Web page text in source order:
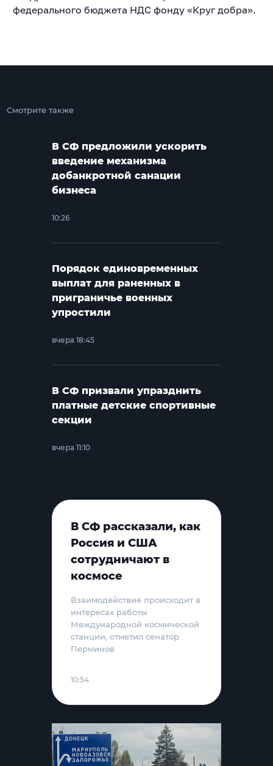
федерального бюджета НДС фонду «Круг добра».
Смотрите также
В СФ предложили ускорить
введение механизма
добанкротной санации
бизнеса
10:26
Порядок единовременных
выплат для раненных в
приграничье военных
упростили
вчера 18:45
В СФ призвали упразднить
платные детские спортивные
секции
вчера 11:10
В СФ рассказали, как
Россия и США
сотрудничают в
космосе
Взаимодействие происходит в
интересах работы
Международной космической
станции, отметил сенатор
Перминов
10:54